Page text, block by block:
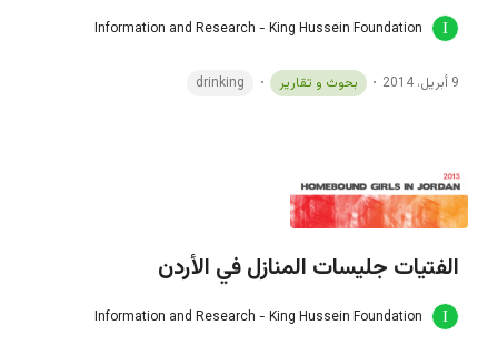
Information and Research - King Hussein Foundation
9 أبريل، 2014 بحوث و تقارير drinking
الفتيات جليسات المنازل في الأردن
Information and Research - King Hussein Foundation